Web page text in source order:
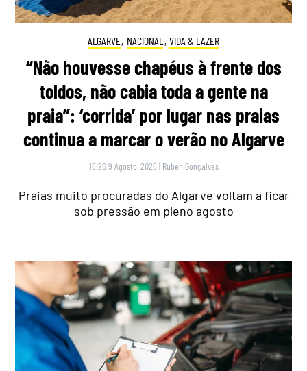
ALGARVE, NACIONAL , VIDA & LAZER
“Não houvesse chapéus à frente dos
toldos, não cabia toda a gente na
praia”: ‘corrida’ por lugar nas praias
continua a marcar o verão no Algarve
16:20 9 Agosto, 2026 | Rubén Gonçalves
Praias muito procuradas do Algarve voltam a ficar
sob pressão em pleno agosto